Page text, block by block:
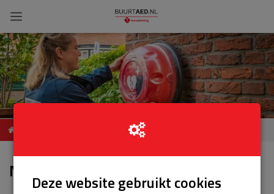
ServiceBuurtAED STRAAT,
NieuwsDeze website gebruikt cookies